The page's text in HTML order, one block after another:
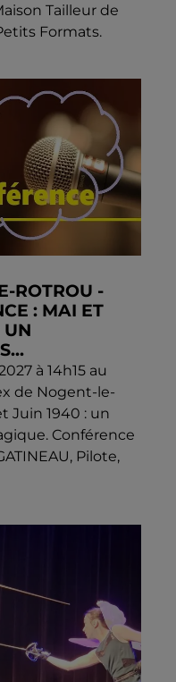
Tailleur de
Formats.
ROTROU -
: MAI ET
UN
à 14h15 au
de Nogent-le-
Juin 1940 : un
Conférence
Pilote,